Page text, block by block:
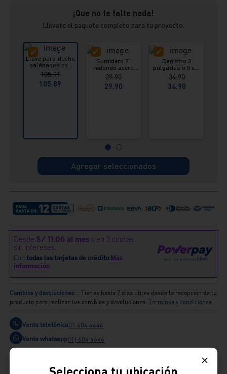
¡Que no te falte nada!
Llévate el paquete completo para tu proyecto.
Llave para ducha
galápagos con
salida omega
cromado Italgrif
105.91
105.89
Sumidero 2"
redondo acero
inox Vainsa
29.90
29.90
Registro 2
pulgadas o 5 cm
redondo acero
inox Vainsa
34.90
34.90
Agregar seleccionados
Cambios y devoluciones: : Tienes hasta 7 días útiles desde la recepción de tu
producto para realizar tus cambios y devoluciones. Términos y condiciones
Venta telefónica01 604 4646
Venta whatsapp01) 604 4646